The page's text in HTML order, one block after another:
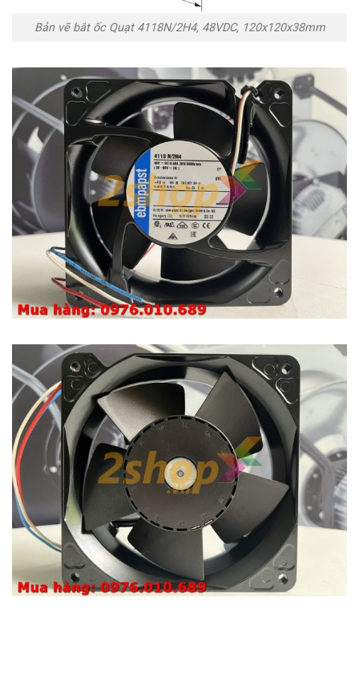
Bản vẽ bắt ốc Quạt 4118N/2H4, 48VDC, 120x120x38mm